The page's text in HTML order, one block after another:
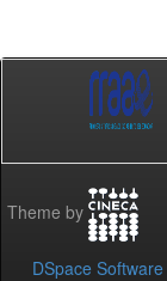
Theme by
DSpace Software